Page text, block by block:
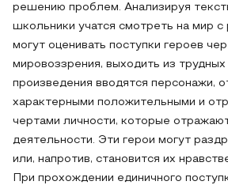
решению проблем. Анализируя
школьники учатся смотреть на мир с
могут оценивать поступки героев
мировоззрения, выходить из
произведения вводятся персонажи,
характерными положительными и
чертами личности, которые
деятельности. Эти герои могут
или, напротив, становится их
При прохождении единичного